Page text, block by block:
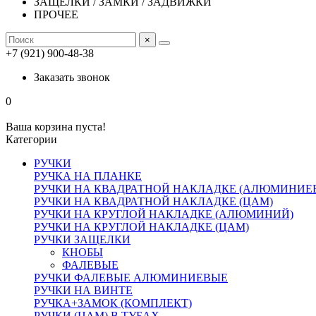
ПРОЧЕЕ
×
+7 (921) 900-48-38
Заказать звонок
0
Ваша корзина пуста!
Категории
РУЧКИ
РУЧКА НА ПЛАНКЕ
РУЧКИ НА КВАДРАТНОЙ НАКЛАДКЕ
РУЧКИ НА КВАДРАТНОЙ НАКЛАДКЕ (ЦАМ)
РУЧКИ НА КРУГЛОЙ НАКЛАДКЕ (АЛЮМИНИЙ)
РУЧКИ НА КРУГЛОЙ НАКЛАДКЕ (ЦАМ)
РУЧКИ ЗАЩЕЛКИ
КНОБЫ
ФАЛЕВЫЕ
РУЧКИ ФАЛЕВЫЕ АЛЮМИНИЕВЫЕ
РУЧКИ НА ВИНТЕ
РУЧКА+ЗАМОК (КОМПЛЕКТ)